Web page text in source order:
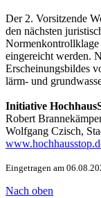
Der 2. Vorsitzende
den nächsten
eingereicht werden.
Erscheinungsbildes
lärm- und
Initiative
Robert
Wolfgang Czisch,
Eingetragen am
Nach oben